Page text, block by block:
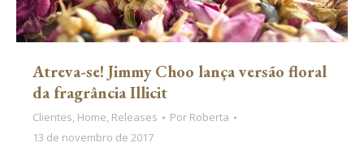
Atreva-se! Jimmy Choo lança versão floral
da fragrância Illicit
Clientes, Home, Releases Por Roberta
13 de novembro de 2017